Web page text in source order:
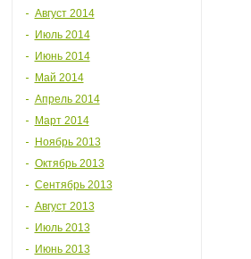
Август 2014
Июль 2014
Июнь 2014
Май 2014
Апрель 2014
Март 2014
Ноябрь 2013
Октябрь 2013
Сентябрь 2013
Август 2013
Июль 2013
Июнь 2013